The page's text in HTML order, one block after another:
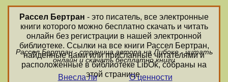
Рассел Бертран - это писатель, все электронные
книги которого можно бесплатно скачать и читать
онлайн без регистрации в нашей электронной
библиотеке. Ссылки на все книги Рассел Бертран,
найденные нами или присланные читателями и
расположенные в библиотеке LibOk, собраны на
этой странице.
Рассел Бертран - страница автора на Либоке - читать
онлайн и скачать бесплатно книги
Внесла ли
О ценности